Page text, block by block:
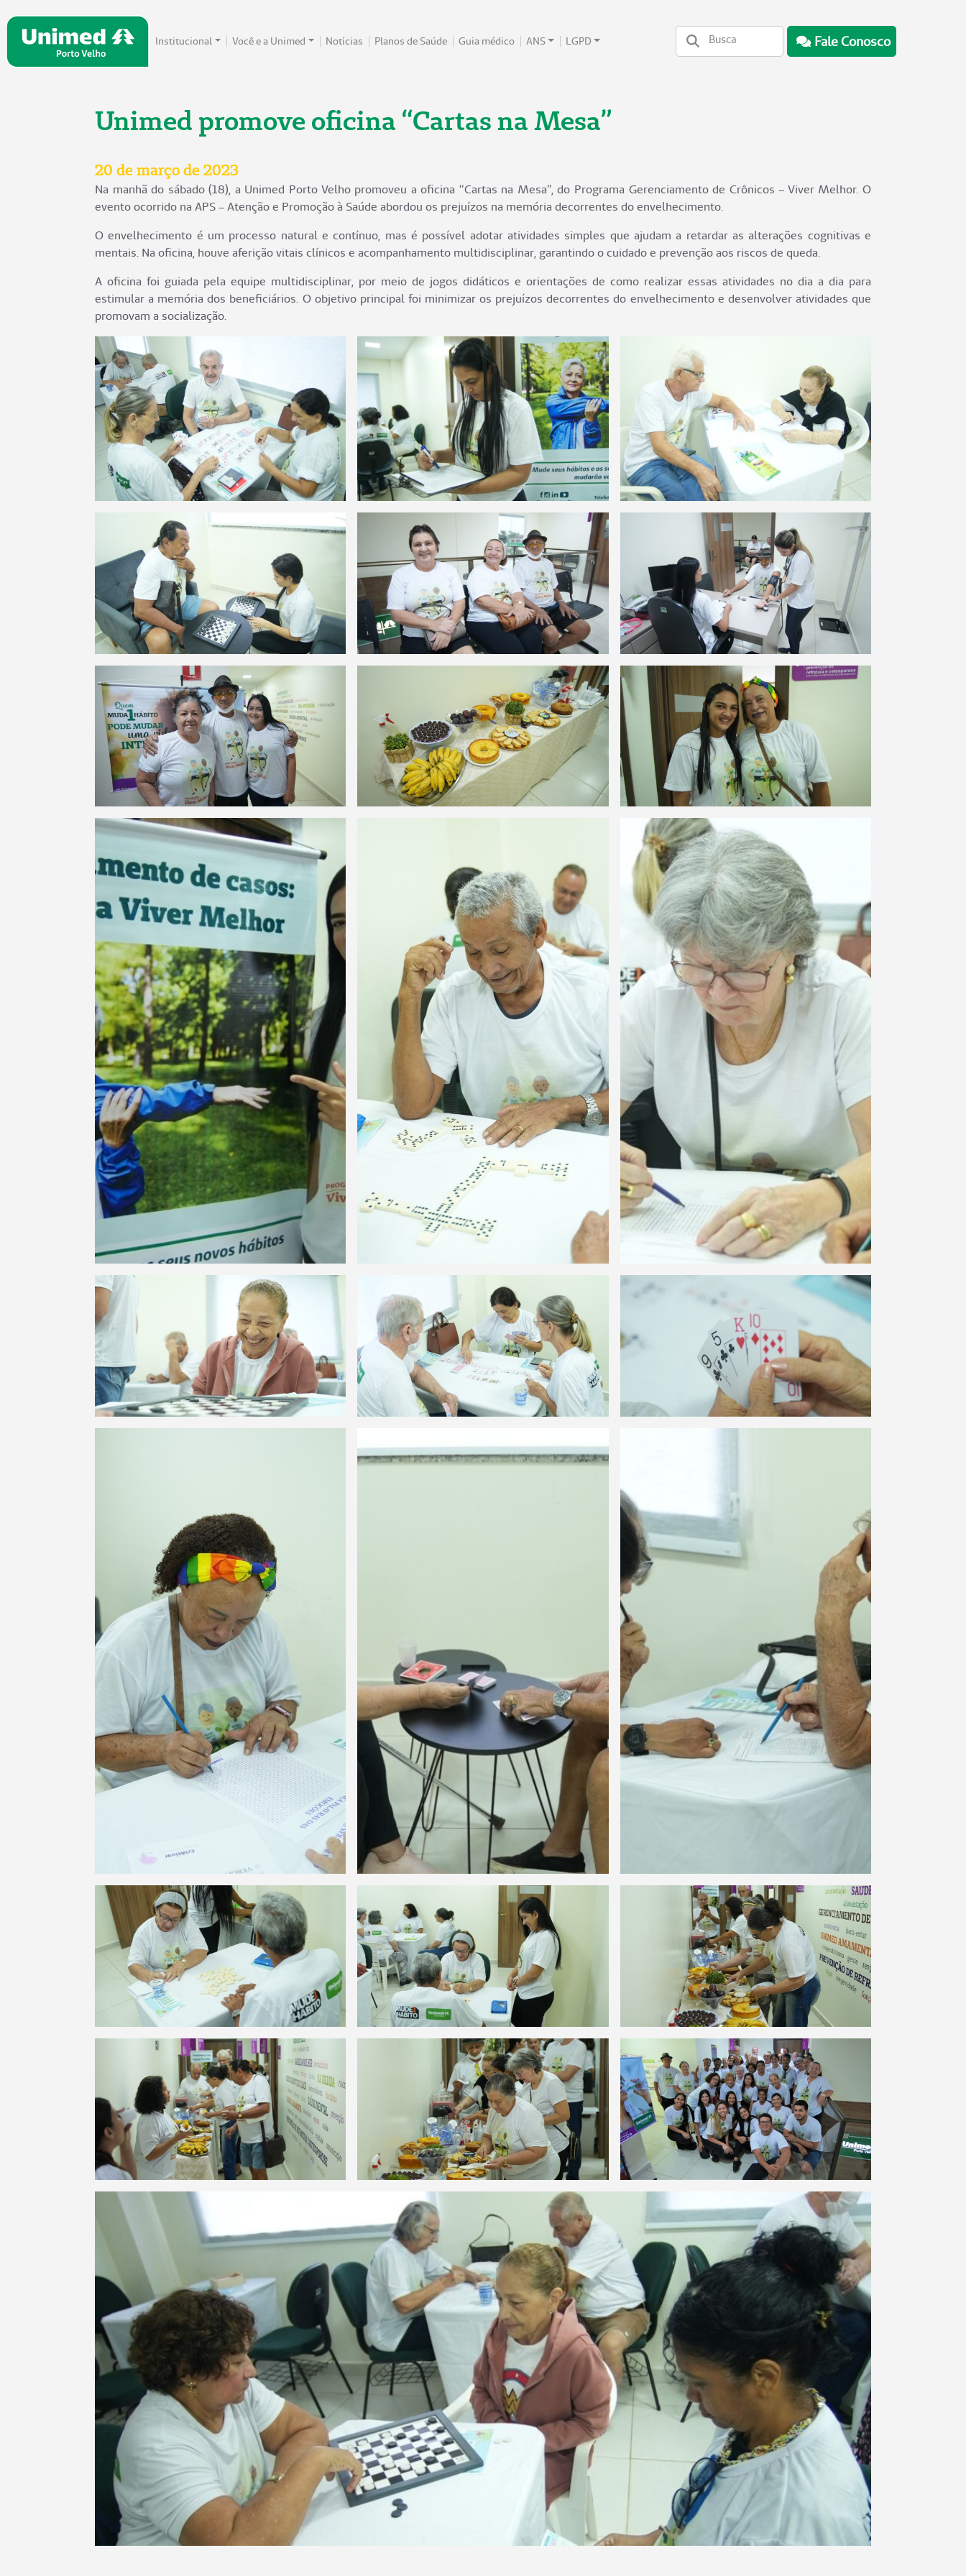
Institucional Você e a Unimed Notícias Planos de Saúde Guia médico ANS LGPD Fale Conosco
Unimed promove oficina “Cartas na Mesa”
20 de março de 2023
Na manhã do sábado (18), a Unimed Porto Velho promoveu a oficina “Cartas na Mesa”, do Programa Gerenciamento de Crônicos – Viver Melhor. O
evento ocorrido na APS – Atenção e Promoção à Saúde abordou os prejuízos na memória decorrentes do envelhecimento.
O envelhecimento é um processo natural e contínuo, mas é possível adotar atividades simples que ajudam a retardar as alterações cognitivas e
mentais. Na oficina, houve aferição vitais clínicos e acompanhamento multidisciplinar, garantindo o cuidado e prevenção aos riscos de queda.
A oficina foi guiada pela equipe multidisciplinar, por meio de jogos didáticos e orientações de como realizar essas atividades no dia a dia para
estimular a memória dos beneficiários. O objetivo principal foi minimizar os prejuízos decorrentes do envelhecimento e desenvolver atividades que
promovam a socialização.